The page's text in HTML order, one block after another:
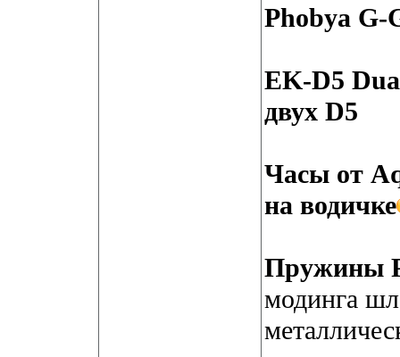
Phobya G-
EK-D5
двух D5
Часы от
на водичке
Пружины
модинга